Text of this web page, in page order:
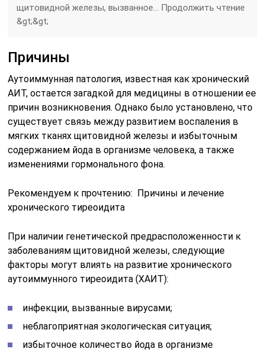
щитовидной железы, вызванное… Продолжить чтение
&gt;&gt;
Причины
Аутоиммунная патология, известная как хронический
АИТ, остается загадкой для медицины в отношении ее
причин возникновения. Однако было установлено, что
существует связь между развитием воспаления в
мягких тканях щитовидной железы и избыточным
содержанием йода в организме человека, а также
изменениями гормонального фона.
Рекомендуем к прочтению: Причины и лечение
хронического тиреоидита
При наличии генетической предрасположенности к
заболеваниям щитовидной железы, следующие
факторы могут влиять на развитие хронического
аутоиммунного тиреоидита (ХАИТ):
инфекции, вызванные вирусами;
неблагоприятная экологическая ситуация;
избыточное количество йода в организме